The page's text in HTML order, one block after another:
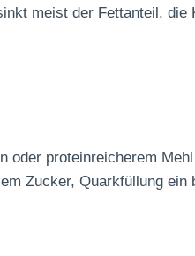
meist der Fettanteil, die
oder proteinreicherem
Zucker, Quarkfüllung ein